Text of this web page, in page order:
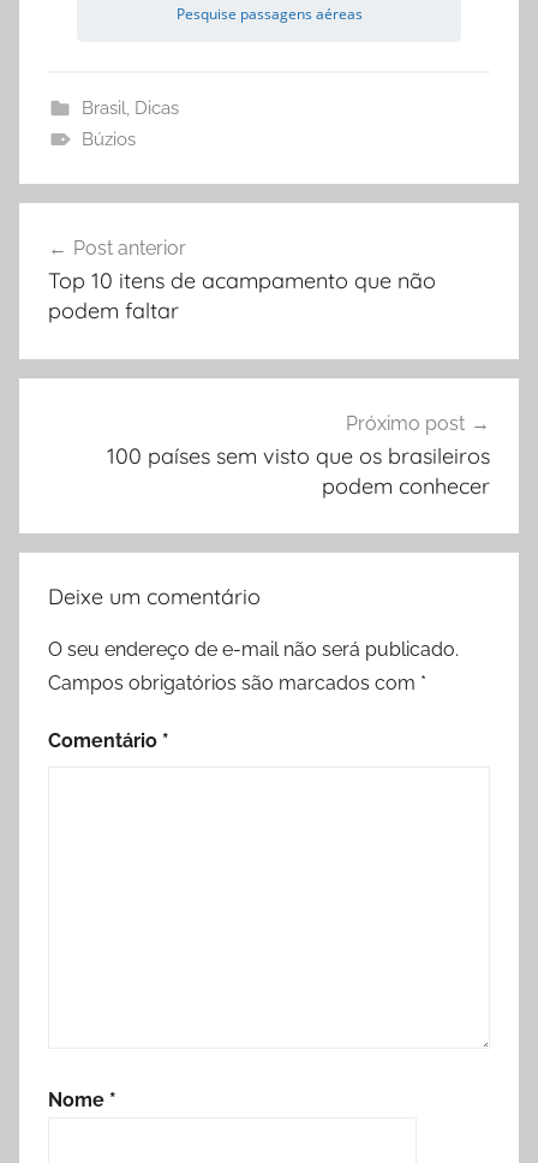
Pesquise passagens aéreas
Brasil, Dicas
Búzios
de
Post
Post anterior
Top 10 itens de acampamento que não
podem faltar
Próximo post
100 países sem visto que os brasileiros
podem conhecer
Deixe um comentário
O seu endereço de e-mail não será publicado.
Campos obrigatórios são marcados com *
Comentário *
Nome *